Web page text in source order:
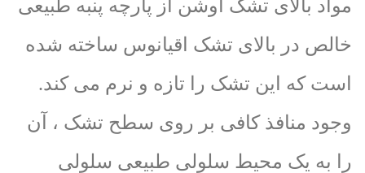
مواد بالای تشک اوشن از پارچه پنبه طبیعی
خالص در بالای تشک اقیانوس ساخته شده
است که این تشک را تازه و نرم می کند.
وجود منافذ کافی بر روی سطح تشک ، آن
را به یک محیط سلولی طبیعی سلولی